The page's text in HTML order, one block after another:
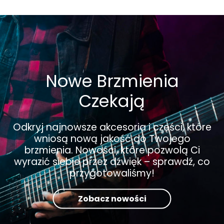
Nowe Brzmienia
Czekają
Odkryj najnowsze akcesoria i części, które
wniosą nową jakość do Twojego
brzmienia. Nowości, które pozwolą Ci
wyrazić siebie przez dźwięk – sprawdź, co
przygotowaliśmy!
Zobacz nowości